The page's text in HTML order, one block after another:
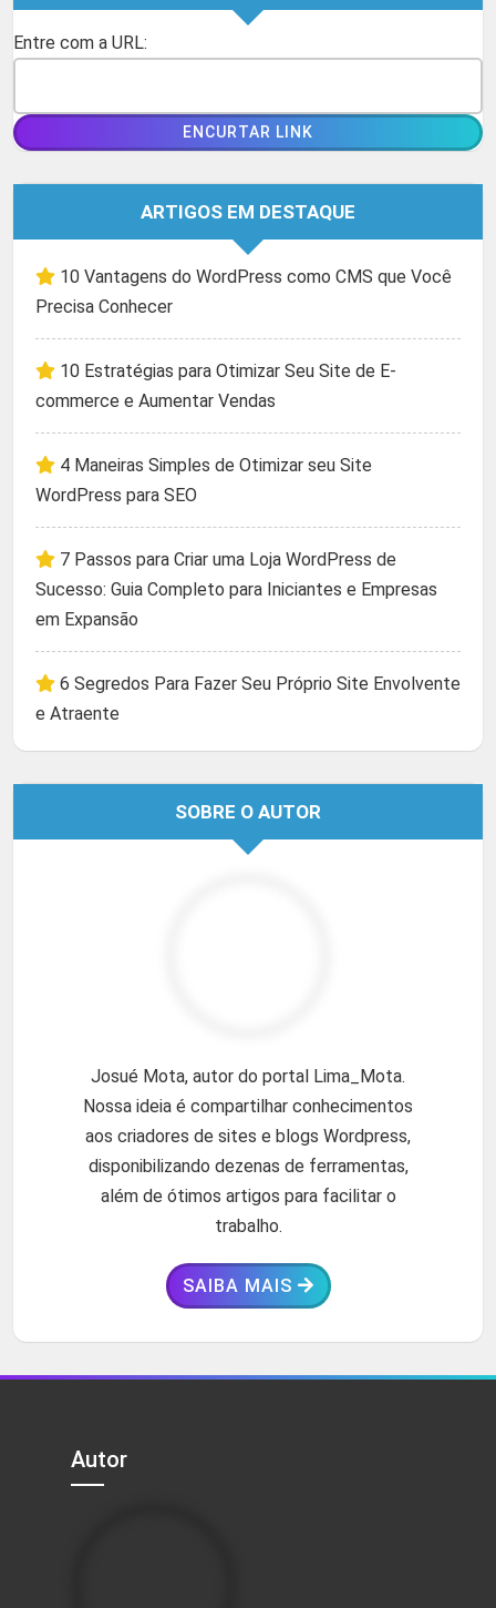
Entre com a URL:
ARTIGOS EM DESTAQUE
10 Vantagens do WordPress como CMS que Você
Precisa Conhecer
10 Estratégias para Otimizar Seu Site de E-
commerce e Aumentar Vendas
4 Maneiras Simples de Otimizar seu Site
WordPress para SEO
7 Passos para Criar uma Loja WordPress de
Sucesso: Guia Completo para Iniciantes e Empresas
em Expansão
6 Segredos Para Fazer Seu Próprio Site Envolvente
e Atraente
SOBRE O AUTOR
Josué Mota, autor do portal Lima_Mota.
Nossa ideia é compartilhar conhecimentos
aos criadores de sites e blogs Wordpress,
disponibilizando dezenas de ferramentas,
além de ótimos artigos para facilitar o
trabalho.
SAIBA MAIS
Autor